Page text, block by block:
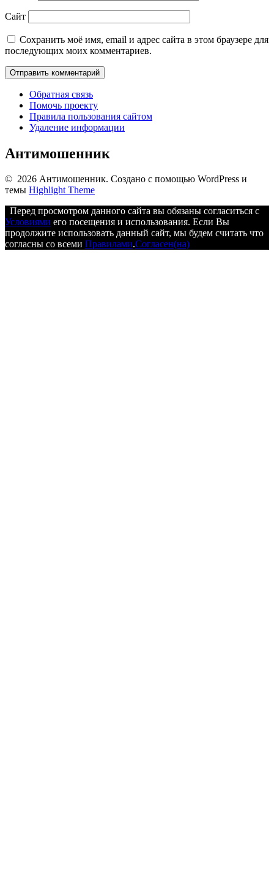
Сайт
Сохранить моё имя, email и адрес сайта в этом браузере для
последующих моих комментариев.
Обратная связь
Помочь проекту
Правила пользования сайтом
Удаление информации
Антимошенник
© 2026 Антимошенник. Создано с помощью WordPress и
темы Highlight Theme
Перед просмотром данного сайта вы обязаны согласиться с
Условиями его посещения и использования. Если Вы
продолжите использовать данный сайт, мы будем считать что
согласны со всеми Правилами.Согласен(на)